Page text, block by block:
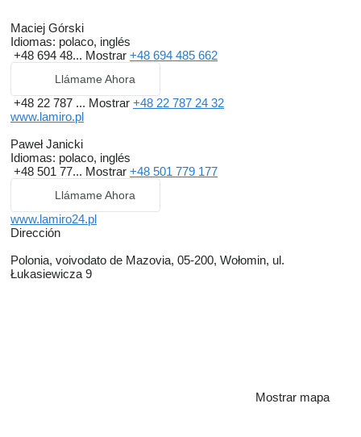
Maciej Górski
Idiomas: polaco, inglés
+48 694 48... Mostrar +48 694 485 662
Llámame Ahora
+48 22 787 ... Mostrar +48 22 787 24 32
www.lamiro.pl
Paweł Janicki
Idiomas: polaco, inglés
+48 501 77... Mostrar +48 501 779 177
Llámame Ahora
www.lamiro24.pl
Dirección
Polonia, voivodato de Mazovia, 05-200, Wołomin, ul.
Łukasiewicza 9
Mostrar mapa